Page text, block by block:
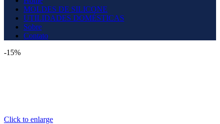
MOLDES DE SILICONE
UTILIDADES DOMÉSTICAS
Sobre
Contato
-15%
Click to enlarge